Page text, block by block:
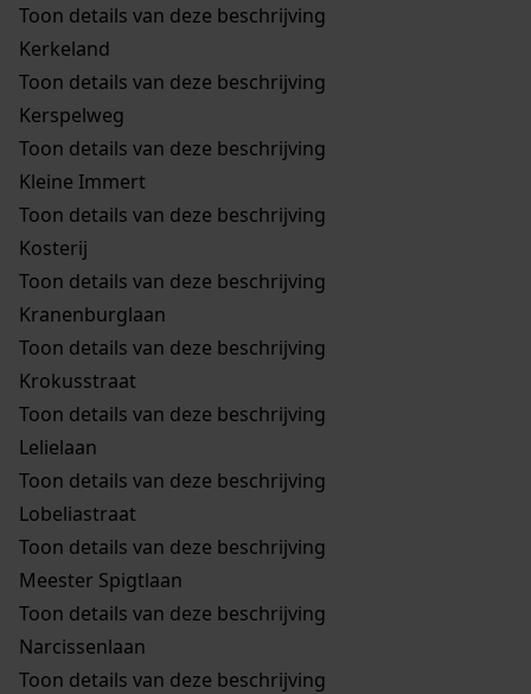
Toon details van deze beschrijving
Kerkeland
Toon details van deze beschrijving
Kerspelweg
Toon details van deze beschrijving
Kleine Immert
Toon details van deze beschrijving
Kosterij
Toon details van deze beschrijving
Kranenburglaan
Toon details van deze beschrijving
Krokusstraat
Toon details van deze beschrijving
Lelielaan
Toon details van deze beschrijving
Lobeliastraat
Toon details van deze beschrijving
Meester Spigtlaan
Toon details van deze beschrijving
Narcissenlaan
Toon details van deze beschrijving